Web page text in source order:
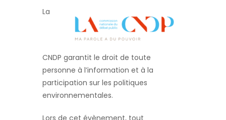
La
CNDP garantit le droit de toute
personne à l’information et à la
participation sur les politiques
environnementales.
Lors de cet évènement, tout